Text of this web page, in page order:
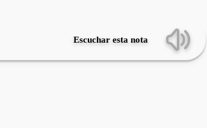
Escuchar esta nota